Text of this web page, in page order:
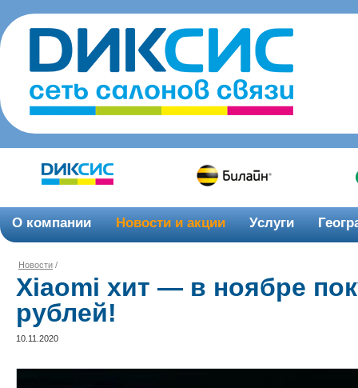
О компании Новости и акции Услуги
Новости /
Xiaomi хит — в ноябре
рублей!
10.11.2020